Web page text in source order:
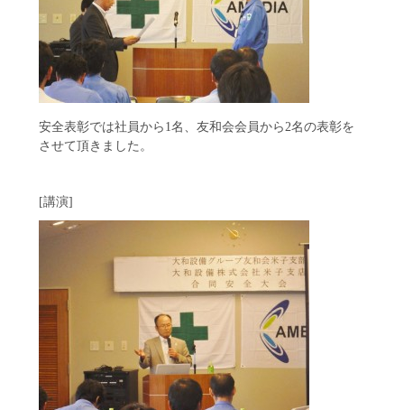
安全表彰では社員から1名、友和会会員から2名の表彰を
させて頂きました。
[講演]